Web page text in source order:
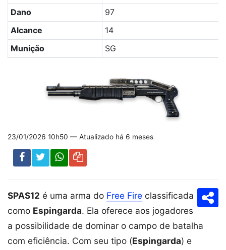
Dano
97
Alcance
14
Munição
SG
23/01/2026 10h50 — Atualizado há 6 meses
SPAS12 é uma arma do Free Fire classificada
como Espingarda. Ela oferece aos jogadores
a possibilidade de dominar o campo de batalha
com eficiência. Com seu tipo (Espingarda) e